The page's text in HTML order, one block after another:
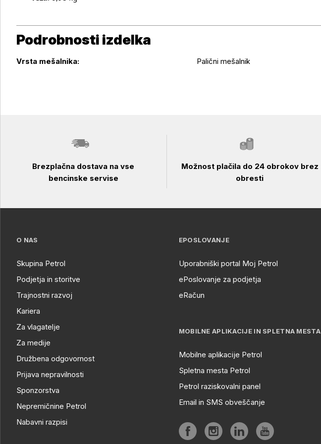
Podrobnosti izdelka
Podrobnosti izdelka
Vrsta mešalnika: Palični mešalnik
Brezplačna dostava na vse
bencinske servise
Možnost plačila do 24 obrokov brez
obresti
O NAS
Skupina Petrol
Podjetja in storitve
Trajnostni razvoj
Kariera
Za vlagatelje
Za medije
Družbena odgovornost
Prijava nepravilnosti
Sponzorstva
Nepremičnine Petrol
Nabavni razpisi
EPOSLOVANJE
Uporabniški portal Moj Petrol
ePoslovanje za podjetja
eRačun
MOBILNE APLIKACIJE IN SPLETNA MESTA
Mobilne aplikacije Petrol
Spletna mesta Petrol
Petrol raziskovalni panel
Email in SMS obveščanje